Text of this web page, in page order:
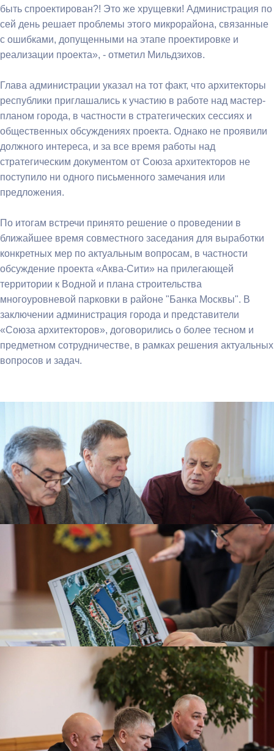
быть спроектирован?! Это же хрущевки! Администрация по
сей день решает проблемы этого микрорайона, связанные
с ошибками, допущенными на этапе проектировке и
реализации проекта», - отметил Мильдзихов.
Глава администрации указал на тот факт, что архитекторы
республики приглашались к участию в работе над мастер-
планом города, в частности в стратегических сессиях и
общественных обсуждениях проекта. Однако не проявили
должного интереса, и за все время работы над
стратегическим документом от Союза архитекторов не
поступило ни одного письменного замечания или
предложения.
По итогам встречи принято решение о проведении в
ближайшее время совместного заседания для выработки
конкретных мер по актуальным вопросам, в частности
обсуждение проекта «Аква-Сити» на прилегающей
территории к Водной и плана строительства
многоуровневой парковки в районе "Банка Москвы". В
заключении администрация города и представители
«Союза архитекторов», договорились о более тесном и
предметном сотрудничестве, в рамках решения актуальных
вопросов и задач.